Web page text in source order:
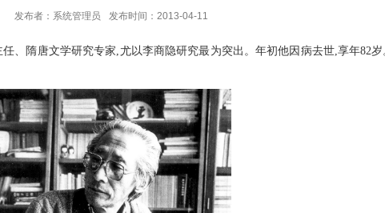
发布者：系统管理员 发布时间：2013-04-11
、隋唐文学研究专家,尤以李商隐研究最为突出。年初他因病去世,享年82